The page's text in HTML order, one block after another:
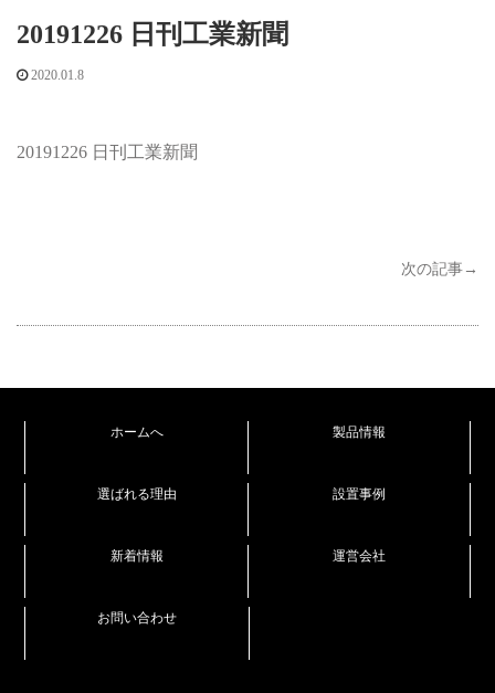
20191226 日刊工業新聞
2020.01.8
20191226 日刊工業新聞
次の記事→
ホームへ 製品情報
選ばれる理由 設置事例
新着情報 運営会社
お問い合わせ